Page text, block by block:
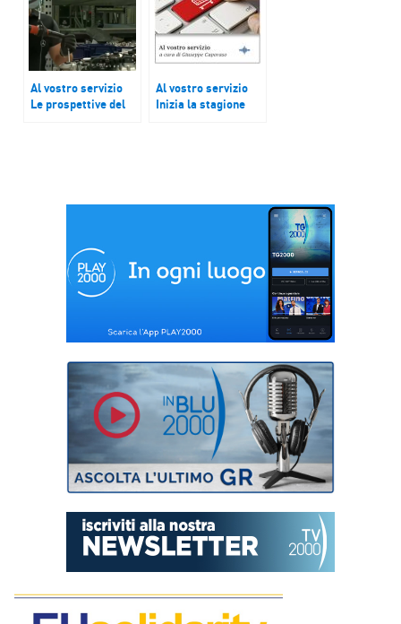
Al vostro servizio
Le prospettive del
Al vostro servizio
Inizia la stagione